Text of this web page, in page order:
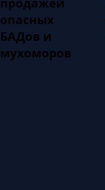
опасных
БАДов и
мухоморов